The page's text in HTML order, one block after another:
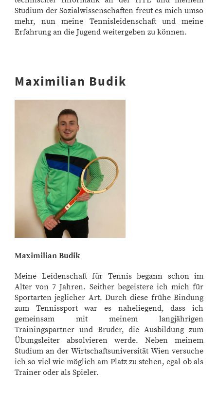
Studium der Sozialwissenschaften freut es mich umso
mehr, nun meine Tennisleidenschaft und meine
Erfahrung an die Jugend weitergeben zu können.
Maximilian Budik
Maximilian Budik
Meine Leidenschaft für Tennis begann schon im
Alter von 7 Jahren. Seither begeistere ich mich für
Sportarten jeglicher Art. Durch diese frühe Bindung
zum Tennissport war es naheliegend, dass ich
gemeinsam mit meinem langjährigen
Trainingspartner und Bruder, die Ausbildung zum
Übungsleiter absolvieren werde. Neben meinem
Studium an der Wirtschaftsuniversität Wien versuche
ich so viel wie möglich am Platz zu stehen, egal ob als
Trainer oder als Spieler.